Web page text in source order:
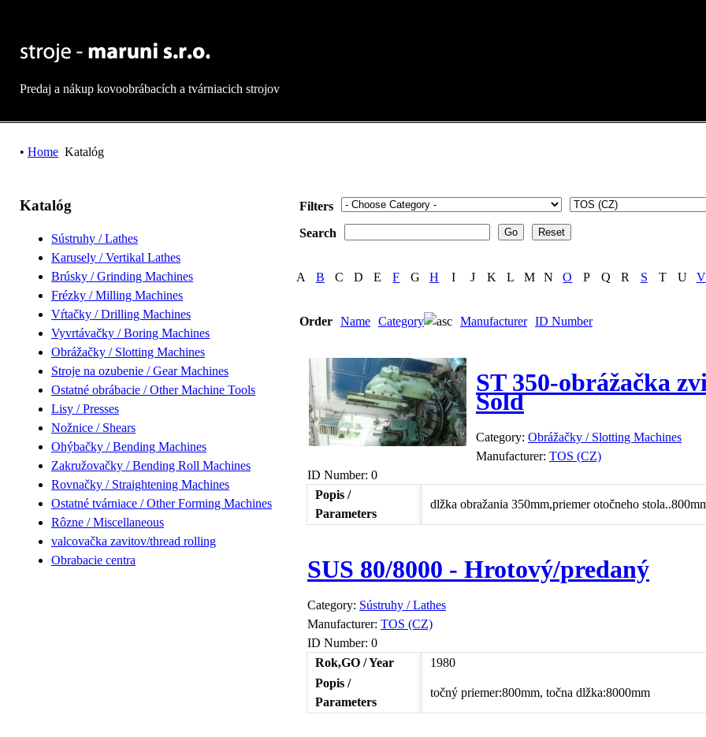
Predaj a nákup kovoobrábacích a tvárniacich strojov
• Home Katalóg
Katalóg
Sústruhy / Lathes
Karusely / Vertikal Lathes
Brúsky / Grinding Machines
Frézky / Milling Machines
Vŕtačky / Drilling Machines
Vyvrtávačky / Boring Machines
Obrážačky / Slotting Machines
Stroje na ozubenie / Gear Machines
Ostatné obrábacie / Other Machine Tools
Lisy / Presses
Nožnice / Shears
Ohýbačky / Bending Machines
Zakružovačky / Bending Roll Machines
Rovnačky / Straightening Machines
Ostatné tvárniace / Other Forming Machines
Rôzne / Miscellaneous
valcovačka zavitov/thread rolling
Obrabacie centra
Filters
Search
A B C D E F G H I J K L M N O P Q R S T U V
Order Name Category Manufacturer ID Number
ST 350-obrážačka
Sold
Category: Obrážačky / Slotting Machines
Manufacturer: TOS (CZ)
ID Number: 0
Popis /
Parameters
dlžka obražania 350mm,priemer otočneho
SUS 80/8000 - Hrotový/predaný
Category: Sústruhy / Lathes
Manufacturer: TOS (CZ)
ID Number: 0
Rok,GO / Year
1980
Popis /
Parameters
točný priemer:800mm, točna dlžka:8000mm